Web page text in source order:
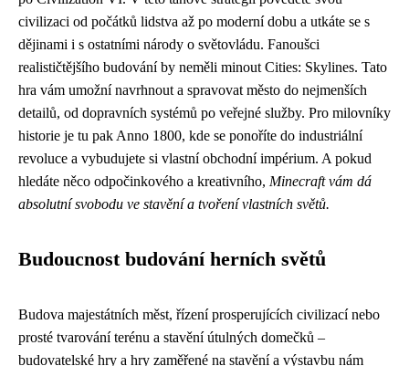
civilizaci od počátků lidstva až po moderní dobu a utkáte se s
dějinami i s ostatními národy o světovládu. Fanoušci
realističtějšího budování by neměli minout Cities: Skylines. Tato
hra vám umožní navrhnout a spravovat město do nejmenších
detailů, od dopravních systémů po veřejné služby. Pro milovníky
historie je tu pak Anno 1800, kde se ponoříte do industriální
revoluce a vybudujete si vlastní obchodní impérium. A pokud
hledáte něco odpočinkového a kreativního, Minecraft vám dá
absolutní svobodu ve stavění a tvoření vlastních světů.
Budoucnost budování herních světů
Budova majestátních měst, řízení prosperujících civilizací nebo
prosté tvarování terénu a stavění útulných domečků –
budovatelské hry a hry zaměřené na stavění a výstavbu nám